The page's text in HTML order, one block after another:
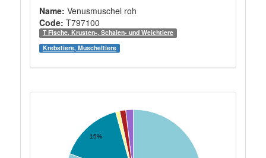
Name: Venusmuschel roh
Code: T797100
T Fische, Krusten-, Schalen- und Weichtiere
Krebstiere, Muscheltiere
15%